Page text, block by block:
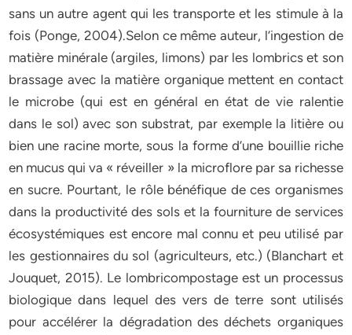
sans un autre agent qui les transporte et les stimule à la
fois (Ponge, 2004).Selon ce même auteur, l’ingestion de
matière minérale (argiles, limons) par les lombrics et son
brassage avec la matière organique mettent en contact
le microbe (qui est en général en état de vie ralentie
dans le sol) avec son substrat, par exemple la litière ou
bien une racine morte, sous la forme d’une bouillie riche
en mucus qui va « réveiller » la microflore par sa richesse
en sucre. Pourtant, le rôle bénéfique de ces organismes
dans la productivité des sols et la fourniture de services
écosystémiques est encore mal connu et peu utilisé par
les gestionnaires du sol (agriculteurs, etc.) (Blanchart et
Jouquet, 2015). Le lombricompostage est un processus
biologique dans lequel des vers de terre sont utilisés
pour accélérer la dégradation des déchets organiques